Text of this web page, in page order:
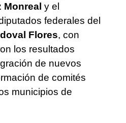
Monreal y el
federales del
Flores, con
los resultados
de nuevos
de comités
municipios de